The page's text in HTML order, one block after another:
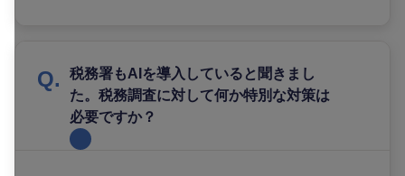
税務署もAIを導入していると聞きまし
た。税務調査に対して何か特別な対策は
必要ですか？